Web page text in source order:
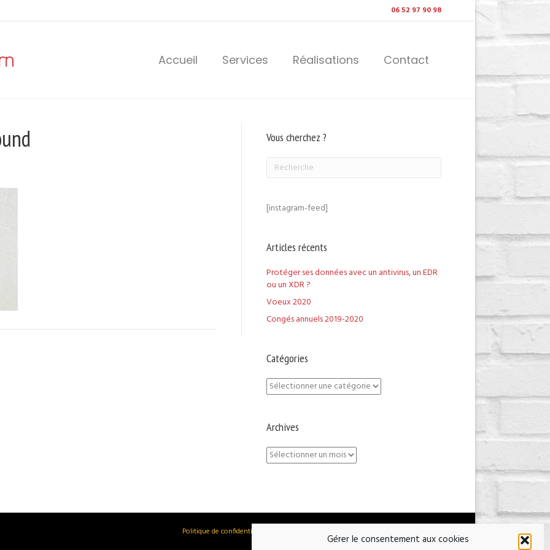
Gérer le consentement aux cookies
06 52 97 90 98
Accueil Services Réalisations Contact
Vous cherchez ?
[instagram-feed]
Articles récents
Protéger ses données avec un antivirus, un EDR
ou un XDR ?
Voeux 2020
Congés annuels 2019-2020
Catégories
Catégories
Archives
Archives
Politique de confidentialité